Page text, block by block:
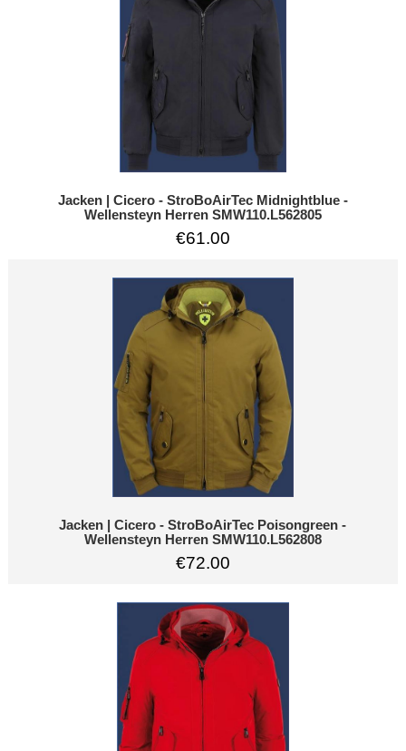
Jacken | Cicero - StroBoAirTec Midnightblue -
Wellensteyn Herren SMW110.L562805
€61.00
Jacken | Cicero - StroBoAirTec Poisongreen -
Wellensteyn Herren SMW110.L562808
€72.00